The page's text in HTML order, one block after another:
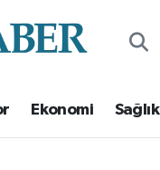
Ekonomi Sağlık